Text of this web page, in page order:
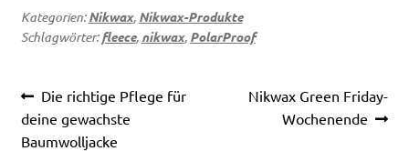
Kategorien:Nikwax, Nikwax-Produkte
Schlagwörter:fleece, nikwax, PolarProof
Beitragsnavigation
Vorheriger
Beitrag:
Die richtige Pflege für
deine gewachste
Baumwolljacke
Nächster
Beitrag:
Nikwax Green Friday-
Wochenende